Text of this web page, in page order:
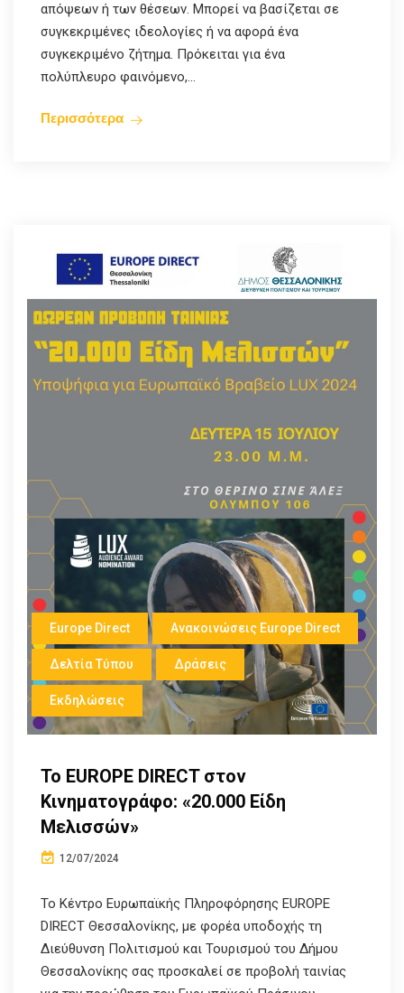
απόψεων ή των θέσεων. Μπορεί να βασίζεται σε
συγκεκριμένες ιδεολογίες ή να αφορά ένα
συγκεκριμένο ζήτημα. Πρόκειται για ένα
πολύπλευρο φαινόμενο,...
Περισσότερα
Europe Direct Ανακοινώσεις Europe Direct
Δελτία Τύπου Δράσεις
Εκδηλώσεις
Το ΕUROPE DIRECT στον
Κινηματογράφο: «20.000 Είδη
Μελισσών»
12/07/2024
Το Κέντρο Ευρωπαϊκής Πληροφόρησης EUROPE
DIRECT Θεσσαλονίκης, με φορέα υποδοχής τη
Διεύθυνση Πολιτισμού και Τουρισμού του Δήμου
Θεσσαλονίκης σας προσκαλεί σε προβολή ταινίας